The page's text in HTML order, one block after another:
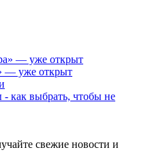
— уже открыт
как выбрать, чтобы не
свежие новости и